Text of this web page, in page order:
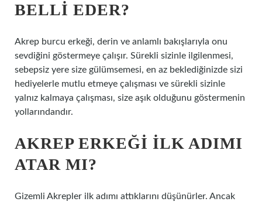
BELLI EDER?
Akrep burcu erkeği, derin ve anlamlı bakışlarıyla onu
sevdiğini göstermeye çalışır. Sürekli sizinle ilgilenmesi,
sebepsiz yere size gülümsemesi, en az beklediğinizde sizi
hediyelerle mutlu etmeye çalışması ve sürekli sizinle
yalnız kalmaya çalışması, size aşık olduğunu göstermenin
yollarındandır.
AKREP ERKEĞI ILK ADIMI
ATAR MI?
Gizemli Akrepler ilk adımı attıklarını düşünürler. Ancak